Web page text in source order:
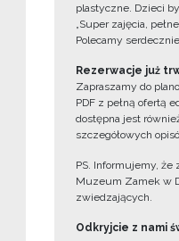
plastyczne. Dzieci
„Super zajęcia,
Polecamy
Rezerwacje już
Zapraszamy do
PDF z pełną ofertą
dostępna jest
szczegółowych
PS. Informujemy, że
Muzeum Zamek w
zwiedzających.
Odkryjcie z nami